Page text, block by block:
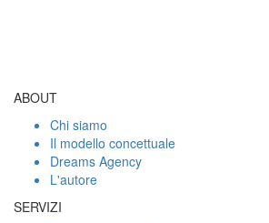
ABOUT
Chi siamo
Il modello concettuale
Dreams Agency
L'autore
SERVIZI